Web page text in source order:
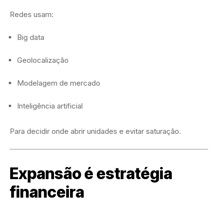
Redes usam:
Big data
Geolocalização
Modelagem de mercado
Inteligência artificial
Para decidir onde abrir unidades e evitar saturação.
Expansão é estratégia
financeira